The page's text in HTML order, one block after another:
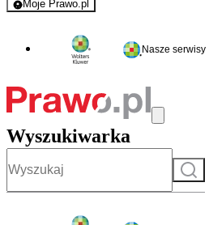
Moje Prawo.pl
- rejestracja i logowanie do serwisu
Nasze serwisy
Wyszukiwarka
Szukaj